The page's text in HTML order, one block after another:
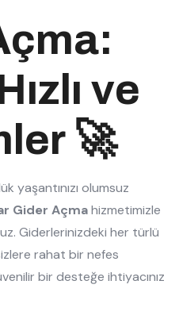
ve
🚀
yaşantınızı olumsuz
Gider Açmahizmetimizle
Giderlerinizdeki her türlü
rahat bir nefes
bir desteğe ihtiyacınız